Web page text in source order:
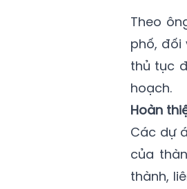
Theo
phố,
thủ tục
hoạch.
Hoàn
Các dự
của
thành,